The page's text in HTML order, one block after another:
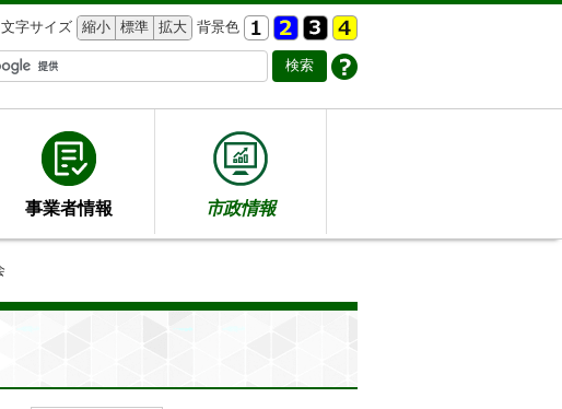
文字サイズ 縮小 標準 拡大 背景色
事業者情報 市政情報